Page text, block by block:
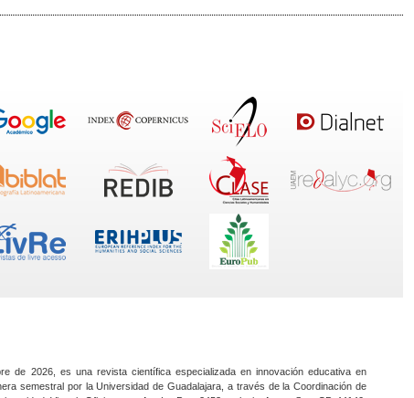
de 2026, es una revista científica especializada en innovación educativa en
semestral por la Universidad de Guadalajara, a través de la Coordinación de